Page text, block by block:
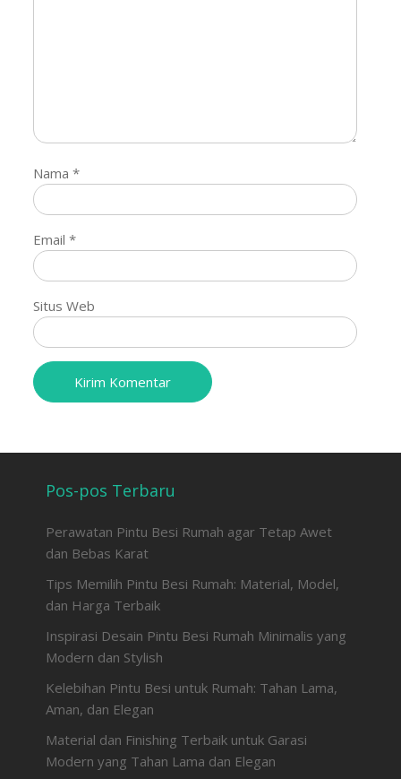
Nama*
Email*
Situs Web
Pos-pos Terbaru
Perawatan Pintu Besi Rumah agar Tetap Awet
dan Bebas Karat
Tips Memilih Pintu Besi Rumah: Material, Model,
dan Harga Terbaik
Inspirasi Desain Pintu Besi Rumah Minimalis yang
Modern dan Stylish
Kelebihan Pintu Besi untuk Rumah: Tahan Lama,
Aman, dan Elegan
Material dan Finishing Terbaik untuk Garasi
Modern yang Tahan Lama dan Elegan